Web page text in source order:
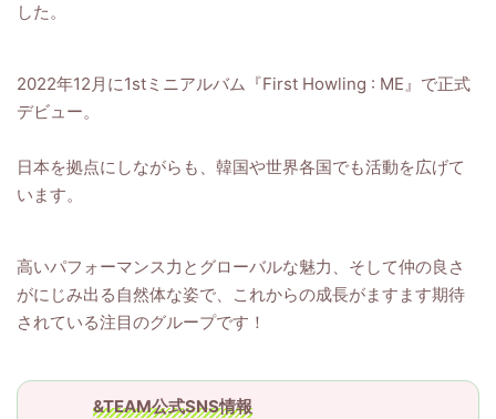
した。
2022年12月に1stミニアルバム『First Howling : ME』で正式
デビュー。
日本を拠点にしながらも、韓国や世界各国でも活動を広げて
います。
高いパフォーマンス力とグローバルな魅力、そして仲の良さ
がにじみ出る自然体な姿で、これからの成長がますます期待
されている注目のグループです！
&TEAM公式SNS情報